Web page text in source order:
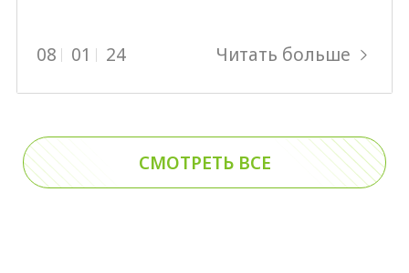
СМОТРЕТЬ ВСЕ
08 01 24 Читать больше